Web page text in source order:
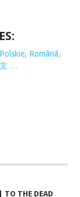
Românã,
…
TO THE DEAD